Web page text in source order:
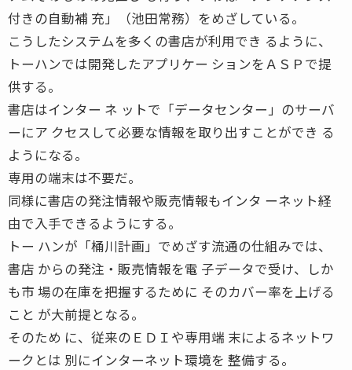
付きの自動補 充」（池田常務）をめざしている。
こうしたシステムを多くの書店が利用でき るように、
トーハンでは開発したアプリケー ションをＡＳＰで提
供する。
書店はインター ネ ットで「データセンター」のサーバ
ーにア クセスして必要な情報を取り出すことができ る
ようになる。
専用の端末は不要だ。
同様に書店の発注情報や販売情報もインタ ーネット経
由で入手できるようにする。
トー ハンが「桶川計画」でめざす流通の仕組みでは、
書店 からの発注・販売情報を電 子データで受け、しか
も市 場の在庫を把握するために そのカバー率を上げる
こと が大前提となる。
そのため に、従来のＥＤＩや専用端 末によるネットワ
ークとは 別にインターネット環境を 整備する。